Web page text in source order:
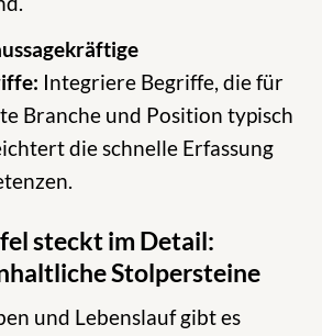
Integriere Begriffe, die für
Branche und Position typisch
die schnelle Erfassung
steckt im Detail:
Stolpersteine
und Lebenslauf gibt es